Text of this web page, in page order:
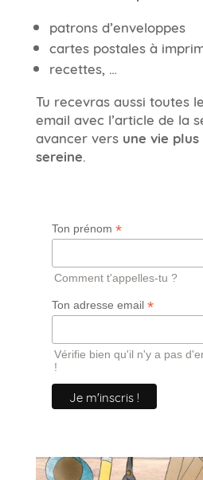
patrons d’enveloppes
cartes postales à
recettes, …
Tu recevras aussi toutes
email avec l’article de la
avancer vers une vie
sereine.
Ton prénom *
Comment t'appelles-tu ?
Ton adresse email *
Vérifie bien qu'il n'y a pas
!